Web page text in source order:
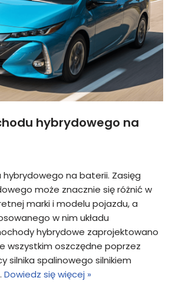
hybrydowego na
na baterii. Zasięg
może znacznie się różnić w
marki i modelu pojazdu, a
w nim układu
hybrydowe zaprojektowano
wszystkim oszczędne poprzez
silnika spalinowego silnikiem
Dowiedz się więcej »